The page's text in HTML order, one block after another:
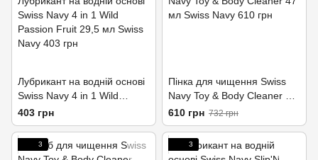
Лубрикант на водній основі
Swiss Navy 4 in 1 Wild
Passion Fruit 29,5 мл
403 грн
Пінка для чищення Swiss
Navy Toy & Body Cleaner 47
мл
610 грн 732 грн
3 3